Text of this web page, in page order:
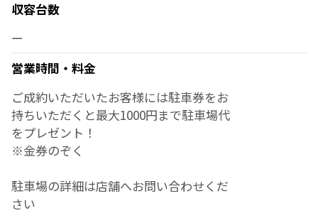
収容台数
ー
営業時間・料金
ご成約いただいたお客様には駐車券をお
持ちいただくと最大1000円まで駐車場代
をプレゼント！
※金券のぞく
駐車場の詳細は店舗へお問い合わせくだ
さい